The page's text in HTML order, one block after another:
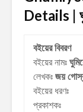
Details |
বইয়ের বিবরণ
বইয়ের নামঃ
লেখকঃ জয়
বইয়ের ধরণঃ
প্রকাশকঃ